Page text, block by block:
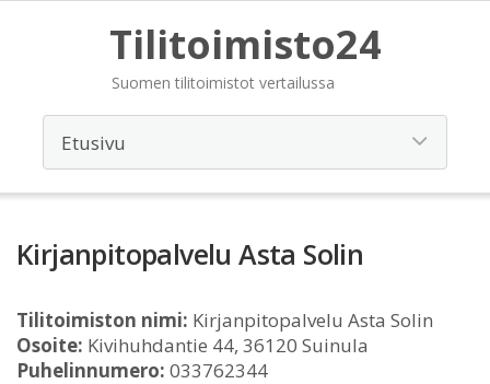
Tilitoimisto24
Suomen tilitoimistot vertailussa
Kirjanpitopalvelu Asta Solin
Tilitoimiston nimi: Kirjanpitopalvelu Asta Solin
Osoite: Kivihuhdantie 44, 36120 Suinula
Puhelinnumero: 033762344